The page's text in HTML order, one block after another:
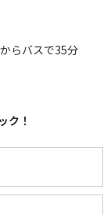
らバスで35分
ク！